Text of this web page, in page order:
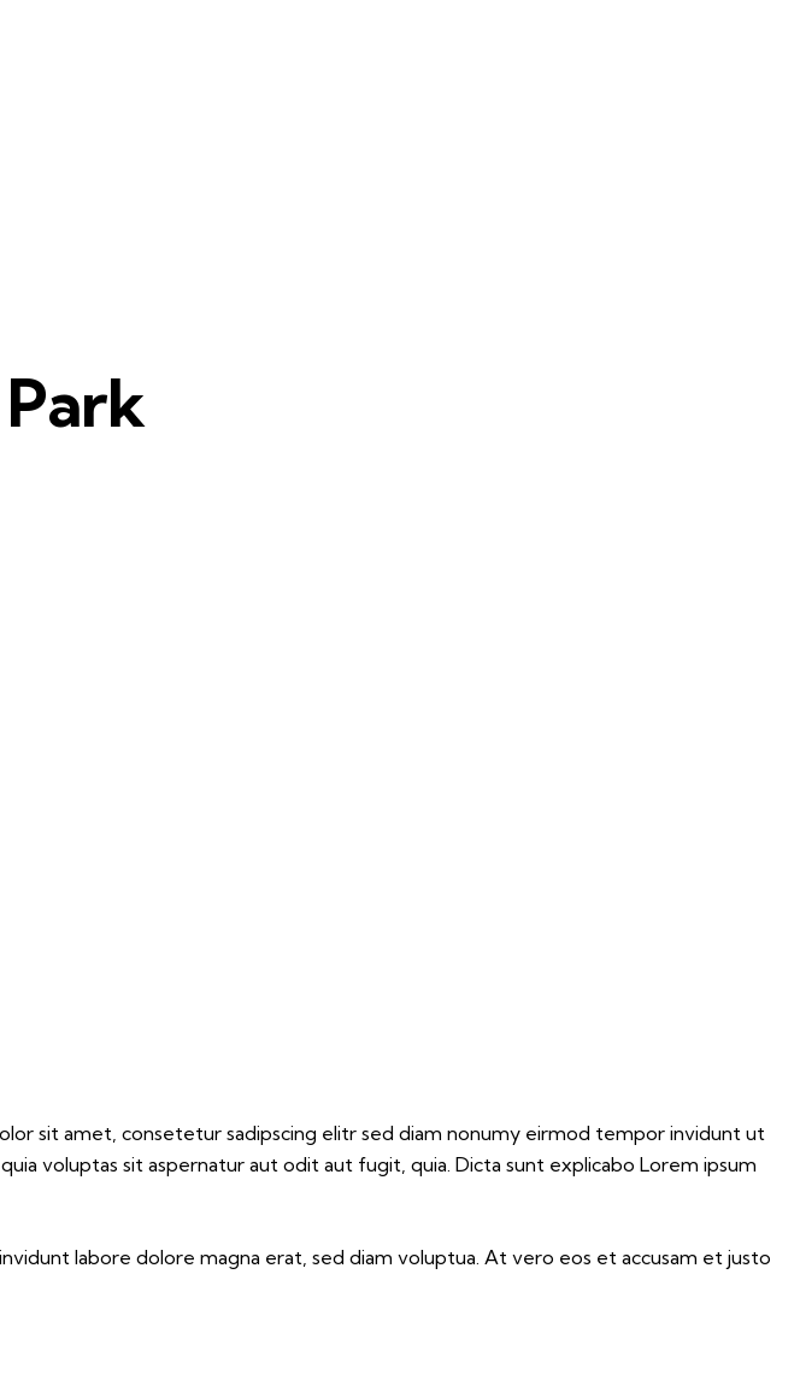
sit amet, consetetur sadipscing elitr sed diam nonumy eirmod tempor invidunt ut
voluptas sit aspernatur aut odit aut fugit, quia. Dicta sunt explicabo Lorem ipsum
labore dolore magna erat, sed diam voluptua. At vero eos et accusam et justo